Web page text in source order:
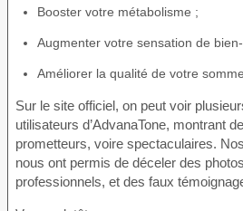
Booster votre métabolisme ;
Augmenter votre sensation de
Améliorer la qualité de votre
Sur le site officiel, on peut voir
utilisateurs d’AdvanaTone, montrant
prometteurs, voire spectaculaires.
nous ont permis de déceler des
professionnels, et des faux